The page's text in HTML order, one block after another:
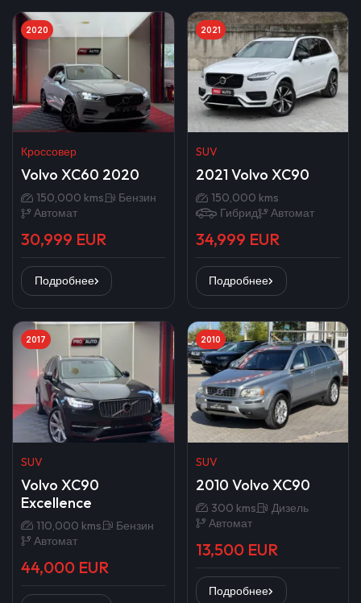
2020
Кроссовер
Volvo XC60 2020
150,000 kms
Бензин
Автомат
30,999 EUR
Подробнее
2021
SUV
2021 Volvo XC90
150,000 kms
Гибрид
Автомат
34,999 EUR
Подробнее
2017
SUV
Volvo XC90
Excellence
110,000 kms
Бензин
Автомат
44,000 EUR
2010
SUV
2010 Volvo XC90
300 kms
Дизель
Автомат
13,500 EUR
Подробнее